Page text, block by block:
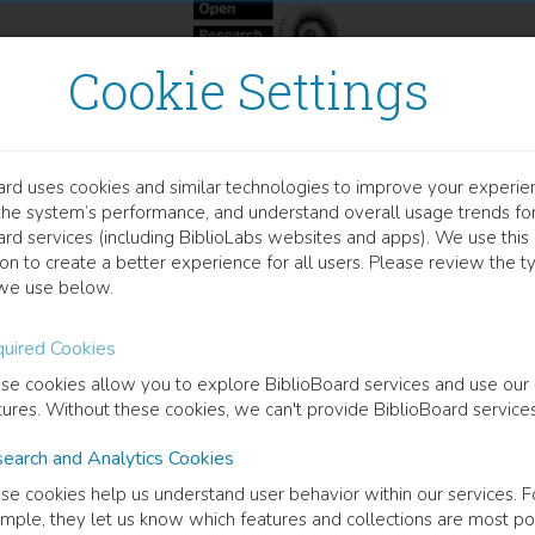
Cookie Settings
uses cookies and similar technologies to improve your
system’s performance, and understand overall usage trends
services (including BiblioLabs websites and apps). We use this
to create a better experience for all users. Please review the
use below.
Cookies
cookies allow you to explore BiblioBoard services and use our
Without these cookies, we can't provide BiblioBoard
and Analytics Cookies
cookies help us understand user behavior within our services.
they let us know which features and collections are most
Universität Innsbruck in
Reformen
in eine neue Zeit
Aichner( Author)